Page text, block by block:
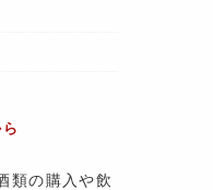
類の購入や飲